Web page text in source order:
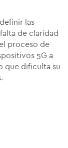
las
de claridad
proceso de
5G a
que dificulta su